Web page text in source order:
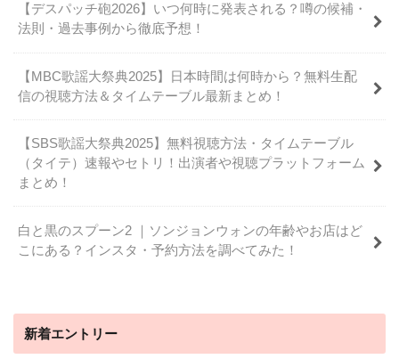
【デスパッチ砲2026】いつ何時に発表される？噂の候補・
法則・過去事例から徹底予想！
【MBC歌謡大祭典2025】日本時間は何時から？無料生配
信の視聴方法＆タイムテーブル最新まとめ！
【SBS歌謡大祭典2025】無料視聴方法・タイムテーブル
（タイテ）速報やセトリ！出演者や視聴プラットフォーム
まとめ！
白と黒のスプーン2 ｜ソンジョンウォンの年齢やお店はど
こにある？インスタ・予約方法を調べてみた！
新着エントリー